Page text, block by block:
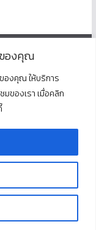
ของคุณ
องคุณ ให้บริการ
มของเรา เมื่อคลิก
นพิน
by